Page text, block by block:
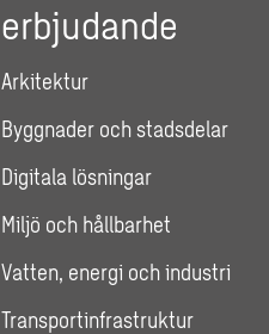
erbjudande
Arkitektur
Byggnader och stadsdelar
Digitala lösningar
Miljö och hållbarhet
Vatten, energi och industri
Transportinfrastruktur